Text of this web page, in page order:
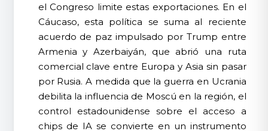
el Congreso limite estas exportaciones. En el
Cáucaso, esta política se suma al reciente
acuerdo de paz impulsado por Trump entre
Armenia y Azerbaiyán, que abrió una ruta
comercial clave entre Europa y Asia sin pasar
por Rusia. A medida que la guerra en Ucrania
debilita la influencia de Moscú en la región, el
control estadounidense sobre el acceso a
chips de IA se convierte en un instrumento